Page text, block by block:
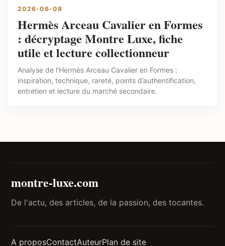
2026-06-08
Hermès Arceau Cavalier en Formes
: décryptage Montre Luxe, fiche
utile et lecture collectionneur
Analyse de l’Hermès Arceau Cavalier en Formes :
inspiration, technique, rareté, points d’authentification,
entretien et lecture du marché secondaire.
montre-luxe.com
De l'actu, des articles, de la passion, des tocantes.
A proposContactAuteurPlan de site